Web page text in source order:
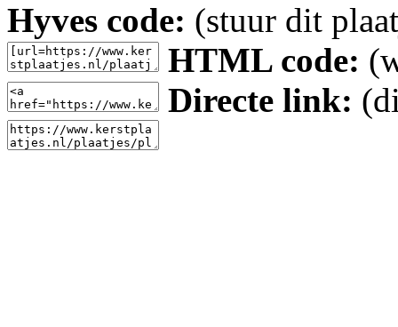
Hyves code: (stuur dit
HTML code:
Directe link: